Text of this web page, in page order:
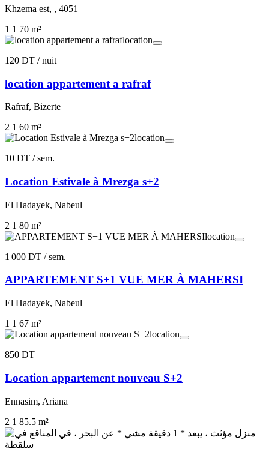
Khzema est, , 4051
1 1 70 m²
location
120 DT / nuit
location appartement a rafraf
Rafraf, Bizerte
2 1 60 m²
location
10 DT / sem.
Location Estivale à Mrezga s+2
El Hadayek, Nabeul
2 1 80 m²
location
1 000 DT / sem.
APPARTEMENT S+1 VUE MER À MAHERSI
El Hadayek, Nabeul
1 1 67 m²
location
850 DT
Location appartement nouveau S+2
Ennasim, Ariana
2 1 85.5 m²